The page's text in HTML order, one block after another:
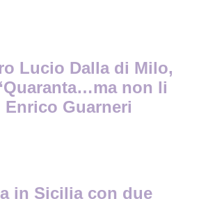
Lucio Dalla di Milo,
non li
Guarneri
in Sicilia con due